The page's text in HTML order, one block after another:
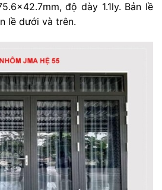
độ dày 1.1ly. Bản lề
lề dưới và trên.